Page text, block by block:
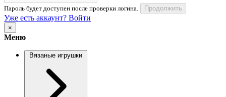
Пароль будет доступен после проверки логина. Продолжить
Уже есть аккаунт? Войти
×
Меню
Вязаные игрушки